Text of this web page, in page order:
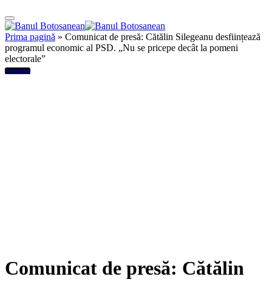
Prima pagină » Comunicat de presă: Cătălin Silegeanu desființează
programul economic al PSD. „Nu se pricepe decât la pomeni
electorale”
Featured
Comunicat de presă: Cătălin